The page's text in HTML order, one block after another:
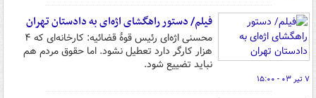
فیلم/ دستور راهگشای اژه‌ای به دادستان تهران
محسنی اژه‌ای رئیس قوۀ قضائیه: کارخانه‌ای که ۴
هزار کارگر دارد تعطیل نشود. اما حقوق مردم هم
نباید تضییع شود.
۷ تیر ۰۳ - ۱۵:۰۰